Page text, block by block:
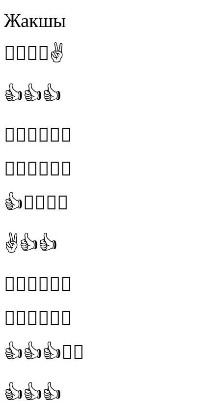
Жакшы
👍🏻👍🏻✌️
👍👍👍
👍🏻👍🏻👍🏻
👍🏻👍🏻👍🏻
👍👍🏻👍🏻
✌️👍👍
👍🏻👍🏻👍🏻
👍🏻👍🏻👍🏻
👍👍👍👍🏻
👍👍👍